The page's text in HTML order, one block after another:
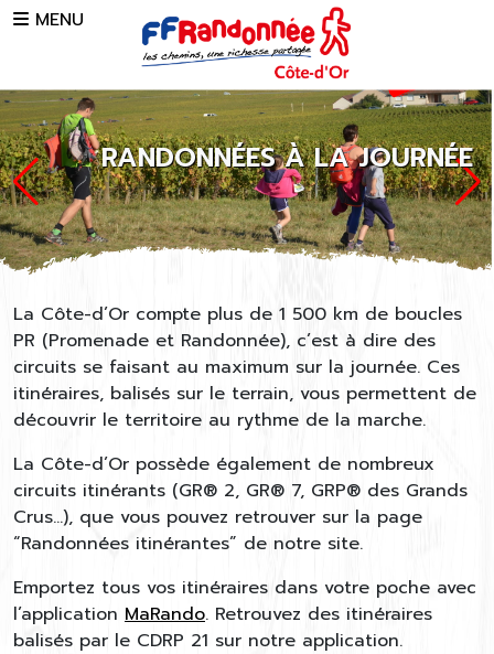
Skip to main content
MENU
RANDONNÉES À LA JOURNÉE
La Côte-d’Or compte plus de 1 500 km de boucles
PR (Promenade et Randonnée), c’est à dire des
circuits se faisant au maximum sur la journée. Ces
itinéraires, balisés sur le terrain, vous permettent de
découvrir le territoire au rythme de la marche.
La Côte-d’Or possède également de nombreux
circuits itinérants (GR® 2, GR® 7, GRP® des Grands
Crus…), que vous pouvez retrouver sur la page
“Randonnées itinérantes” de notre site.
Emportez tous vos itinéraires dans votre poche avec
l’application MaRando. Retrouvez des itinéraires
balisés par le CDRP 21 sur notre application.